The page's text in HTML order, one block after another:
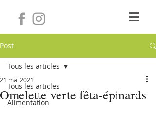
Post
Tous les articles
Alimentation
Tous les articles
Omelette verte fêta-épinards
21 mai 2021